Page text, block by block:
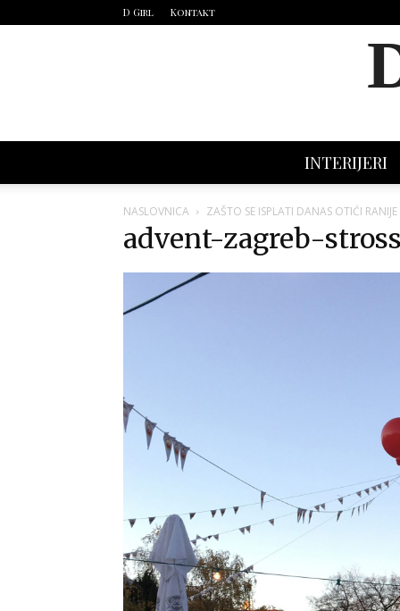
D Girl Kontakt
INTERIJERI
NASLOVNICA ZAŠTO SE ISPLATI DANAS OTIĆI RANIJE
advent-zagreb-